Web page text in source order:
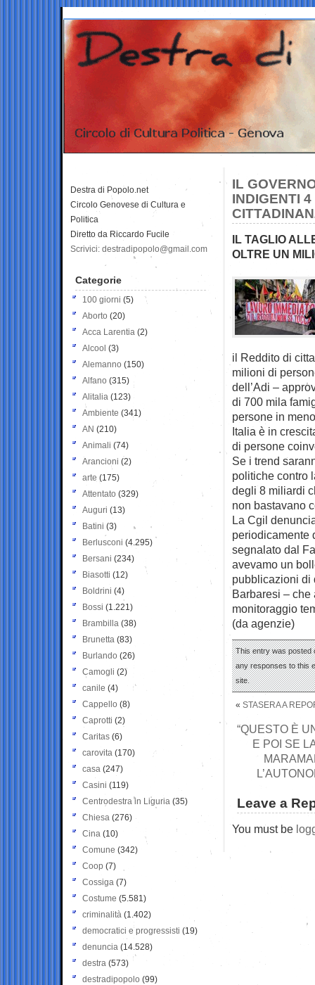
IL
INDIGENTI
IL TAGLIO
OLTRE UN
il Reddito di
milioni di
dell’Adi –
di 700 mila
persone in
Italia è in
di persone
Se i trend
politiche contro
degli 8 miliardi
non bastavano
La Cgil
periodicamente
segnalato dal
avevamo un
pubblicazioni di
Barbaresi – che
monitoraggio
(da agenzie)
This entry was posted
any responses to this
site.
« STASERA A
“QUESTO È
E POI SE
Leave a
You must be
Destra di Popolo.net
Circolo Genovese di Cultura e
Politica
Diretto da Riccardo Fucile
Scrivici: destradipopolo@gmail.com
Categorie
100 giorni (5)
Aborto (20)
Acca Larentia (2)
Alcool (3)
Alemanno (150)
Alfano (315)
Alitalia (123)
Ambiente (341)
AN (210)
Animali (74)
Arancioni (2)
arte (175)
Attentato (329)
Auguri (13)
Batini (3)
Berlusconi (4.295)
Bersani (234)
Biasotti (12)
Boldrini (4)
Bossi (1.221)
Brambilla (38)
Brunetta (83)
Burlando (26)
Camogli (2)
canile (4)
Cappello (8)
Caprotti (2)
Caritas (6)
carovita (170)
casa (247)
Casini (119)
Centrodestra in Liguria (35)
Chiesa (276)
Cina (10)
Comune (342)
Coop (7)
Cossiga (7)
Costume (5.581)
criminalità (1.402)
democratici e progressisti (19)
denuncia (14.528)
destra (573)
destradipopolo (99)